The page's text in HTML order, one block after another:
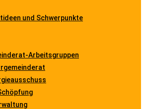
und Schwerpunkte
Arbeitsgruppen